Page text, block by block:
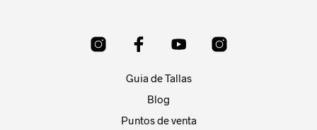
Guia de Tallas
Blog
Puntos de venta